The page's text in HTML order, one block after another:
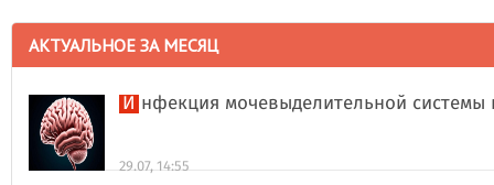
АКТУАЛЬНОЕ ЗА МЕСЯЦ
Инфекция мочевыделительной
29.07, 14:55